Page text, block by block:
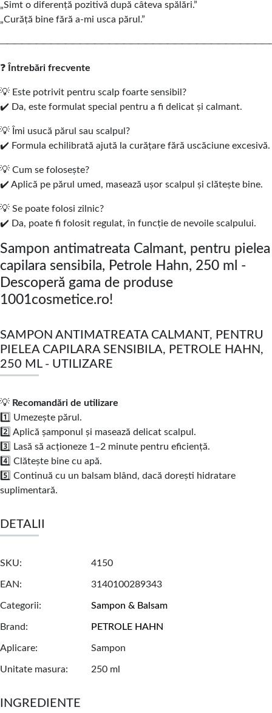
„Simt o diferență pozitivă după câteva spălări.”
„Curăță bine fără a-mi usca părul.”
❓ Întrebări frecvente
💡 Este potrivit pentru scalp foarte sensibil?
✔️ Da, este formulat special pentru a fi delicat și calmant.
💡 Îmi usucă părul sau scalpul?
✔️ Formula echilibrată ajută la curățare fără uscăciune excesivă.
💡 Cum se folosește?
✔️ Aplică pe părul umed, masează ușor scalpul și clătește bine.
💡 Se poate folosi zilnic?
✔️ Da, poate fi folosit regulat, în funcție de nevoile scalpului.
Sampon antimatreata Calmant, pentru pielea
capilara sensibila, Petrole Hahn, 250 ml -
Descoperă gama de produse
1001cosmetice.ro!
SAMPON ANTIMATREATA CALMANT, PENTRU
PIELEA CAPILARA SENSIBILA, PETROLE HAHN,
250 ML - UTILIZARE
💡 Recomandări de utilizare
1️⃣ Umezește părul.
2️⃣ Aplică șamponul și masează delicat scalpul.
3️⃣ Lasă să acționeze 1–2 minute pentru eficiență.
4️⃣ Clătește bine cu apă.
5️⃣ Continuă cu un balsam blând, dacă dorești hidratare
suplimentară.
DETALII
SKU 4150
EAN 3140100289343
Categorii Sampon & Balsam
Brand PETROLE HAHN
Aplicare Sampon
Unitate masura 250 ml
INGREDIENTE